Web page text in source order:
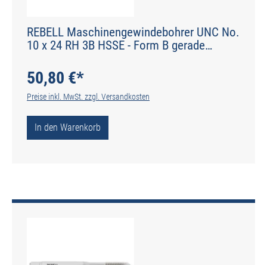
REBELL Maschinengewindebohrer UNC No.
10 x 24 RH 3B HSSE - Form B gerade
50,80 €*
Preise inkl. MwSt. zzgl. Versandkosten
In den Warenkorb